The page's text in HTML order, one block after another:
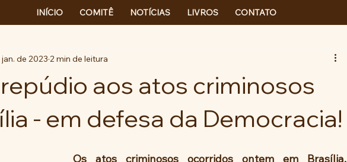
INÍCIO COMITÊ NOTÍCIAS LIVROS CONTATO
aos atos criminosos
- em defesa da Democracia!
de 2023 2 min de leitura
Os atos criminosos ocorridos ontem em Brasília,